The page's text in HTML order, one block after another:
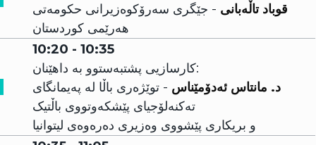
قوباد تاڵەبانی - جێگری سەرۆکوەزیرانی حکومەتی
هەرێمی کوردستان
10:20 - 10:35
کارسازیی پشتبەستوو بە داهێنان:‌
د. مانتاس ئەدۆمێناس - توێژەری باڵا لە پەیمانگای
تەکنەلۆجیای پێشکەوتووی باڵتیک
و بریکاری پێشووی وەزیری دەرەوەی لیتوانیا